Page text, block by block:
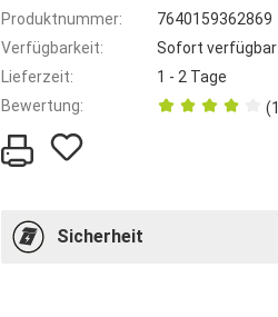
Produktnummer:
7640159362869
Verfügbarkeit:
Sofort verfügbar
Lieferzeit:
1 - 2 Tage
Bewertung:
Sicherheit